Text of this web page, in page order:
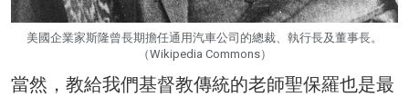
美國企業家斯隆曾長期擔任通用汽車公司的總裁、執行長及董事長。
（Wikipedia Commons）
當然，教給我們基督教傳統的老師聖保羅也是最